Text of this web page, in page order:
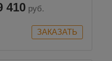
410 руб.